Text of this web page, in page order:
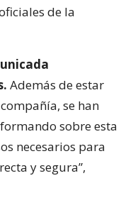
de la
Además de estar
se han
sobre esta
necesarios para
y segura”,